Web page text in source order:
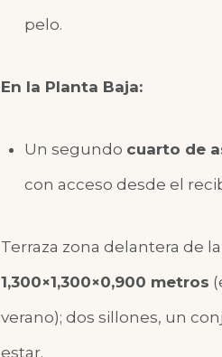
pelo.
En la Planta Baja:
Un segundo cuarto de
con acceso desde el
Terraza zona delantera de
1,300×1,300×0,900 metros
verano); dos sillones, un
estar.